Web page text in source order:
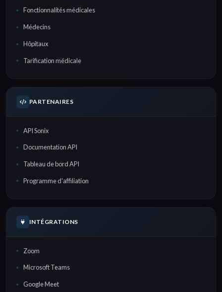
Fonctionnalités médicales
Médecins
Hôpitaux
Tarification médicale
PARTENAIRES
API Sonix
Documentation API
Tableau de bord API
Programme d'affiliation
INTÉGRATIONS
Zoom
Microsoft Teams
Google Meet